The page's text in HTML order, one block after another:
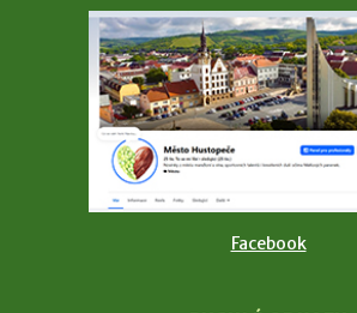
Facebook